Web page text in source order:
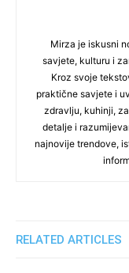
Mirza je iskusni
savjete, kulturu i
Kroz svoje
praktične savjete i
zdravlju, kuhinji,
detalje i
najnovije trendove,
RELATED ARTICLES